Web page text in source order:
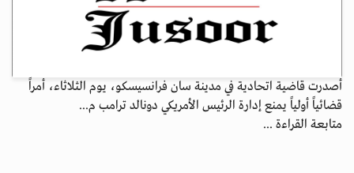
أصدرت قاضية اتحادية في مدينة سان فرانسيسكو، يوم الثلاثاء، أمراً
قضائياً أولياً يمنع إدارة الرئيس الأمريكي دونالد ترامب م...
متابعة القراءة ...